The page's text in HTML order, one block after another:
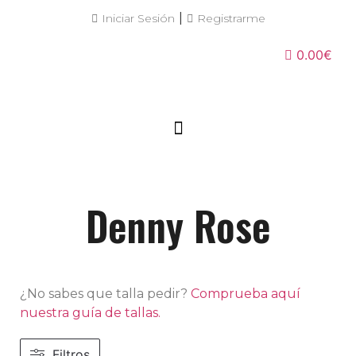
Iniciar Sesión Registrarme
0.00€
Denny Rose
¿No sabes que talla pedir? Comprueba aquí
nuestra guía de tallas.